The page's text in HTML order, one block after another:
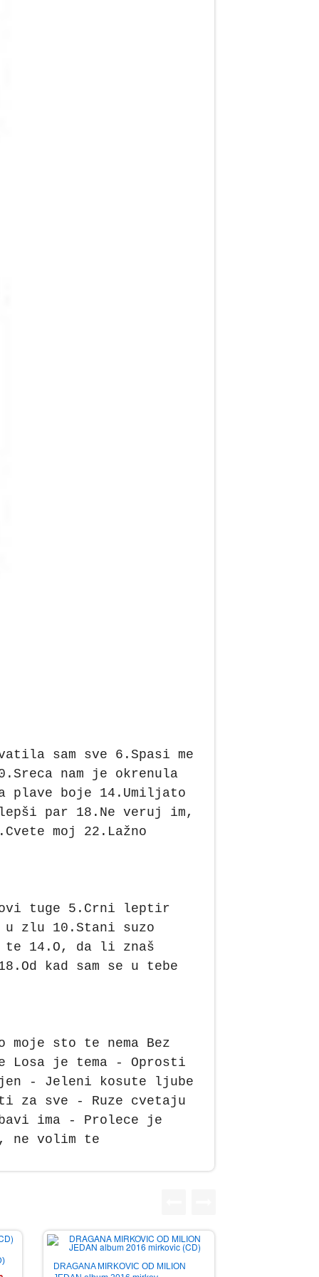
sam sve 6.Spasi me
nam je okrenula
plave boje 14.Umiljato
par 18.Ne veruj im,
moj 22.Lažno
tuge 5.Crni leptir
zlu 10.Stani suzo
te 14.O, da li znaš
kad sam se u tebe
sto te nema Bez
Losa je tema - Oprosti
- Jeleni kosute ljube
za sve - Ruze cvetaju
ima - Prolece je
ne volim te
DRAGANA MIRKOVIC OD MILION